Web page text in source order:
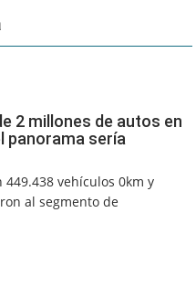
2 millones de autos en
panorama sería
vehículos 0km y
al segmento de